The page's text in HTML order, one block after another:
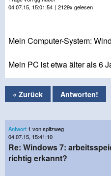
04.07.15, 15:01:54 | 2129x gelesen
Mein Computer-System:
Mein PC ist etwa älter als 6
« Zurück Antworten!
Antwort 1 von spitzweg
04.07.15, 15:41:10
Re: Windows 7:
richtig erkannt?